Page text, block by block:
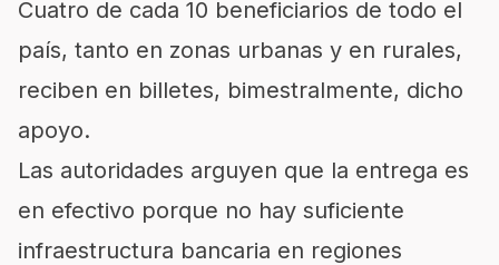
Cuatro de cada 10 beneficiarios de todo el
país, tanto en zonas urbanas y en rurales,
reciben en billetes, bimestralmente, dicho
apoyo.
Las autoridades arguyen que la entrega es
en efectivo porque no hay suficiente
infraestructura bancaria en regiones